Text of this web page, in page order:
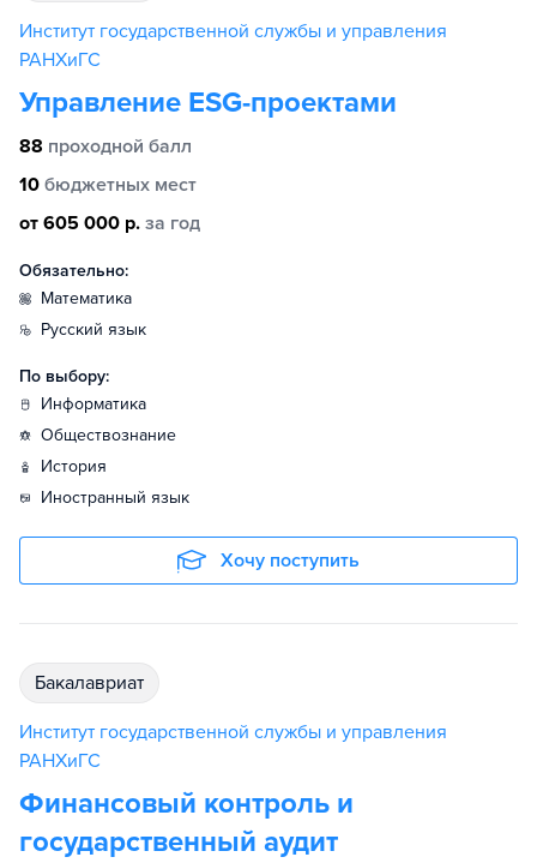
Институт государственной службы и управления
РАНХиГС
Управление ESG-проектами
88 проходной балл
10 бюджетных мест
от 605 000 р. за год
Обязательно:
математика
русский язык
По выбору:
информатика
обществознание
история
иностранный язык
Хочу поступить
бакалавриат
Институт государственной службы и управления
РАНХиГС
Финансовый контроль и
государственный аудит